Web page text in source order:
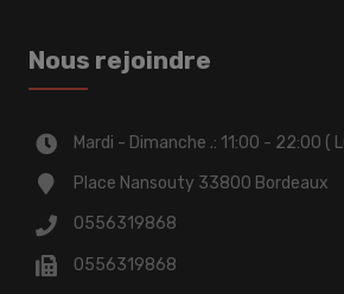
Nous rejoindre
Mardi - Dimanche .: 11:00 - 22:00 (
Place Nansouty 33800 Bordeaux
0556319868
0556319868